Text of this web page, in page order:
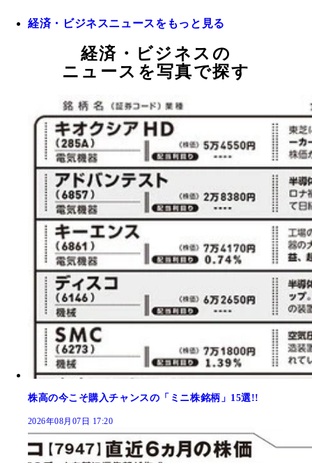
経済・ビジネスニュースをもっと見る
経済・ビジネスの
ニュースを写真で探す
株高の今こそ購入チャンスの「ミニ株銘柄」15選!!
2026年08月07日 17:20